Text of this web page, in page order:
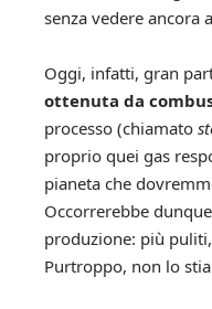
senza vedere ancora
Oggi, infatti, gran
ottenuta da
processo (chiamato
proprio quei gas
pianeta che
Occorrerebbe
produzione: più
Purtroppo, non lo